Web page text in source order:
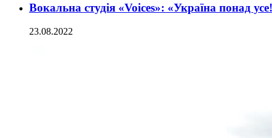
Вокальна студія «Voices»: «Україна понад
23.08.2022